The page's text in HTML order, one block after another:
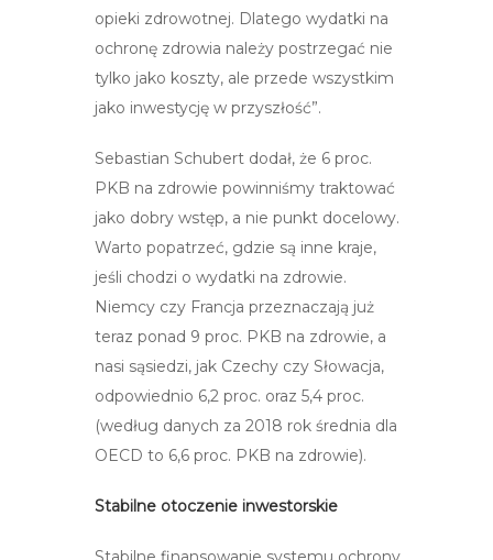
opieki zdrowotnej. Dlatego wydatki na
ochronę zdrowia należy postrzegać nie
tylko jako koszty, ale przede wszystkim
jako inwestycję w przyszłość”.
Sebastian Schubert dodał, że 6 proc.
PKB na zdrowie powinniśmy traktować
jako dobry wstęp, a nie punkt docelowy.
Warto popatrzeć, gdzie są inne kraje,
jeśli chodzi o wydatki na zdrowie.
Niemcy czy Francja przeznaczają już
teraz ponad 9 proc. PKB na zdrowie, a
nasi sąsiedzi, jak Czechy czy Słowacja,
odpowiednio 6,2 proc. oraz 5,4 proc.
(według danych za 2018 rok średnia dla
OECD to 6,6 proc. PKB na zdrowie).
Stabilne otoczenie inwestorskie